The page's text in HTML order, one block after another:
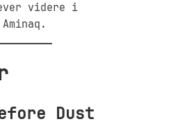
videre i
Dust